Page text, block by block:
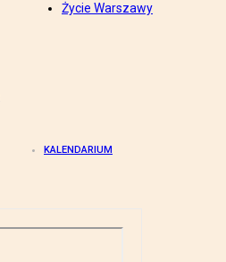
Życie Warszawy
KALENDARIUM